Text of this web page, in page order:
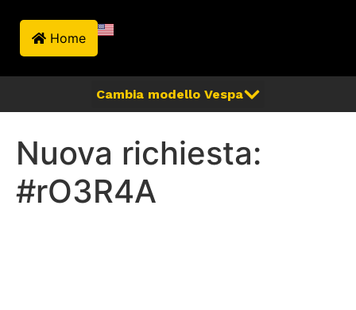
Home
Nuova richiesta:
#rO3R4A